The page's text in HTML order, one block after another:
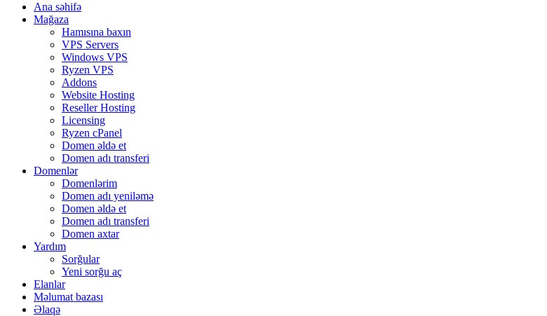
Ana səhifə
Mağaza
Hamısına baxın
VPS Servers
Windows VPS
Ryzen VPS
Addons
Website Hosting
Reseller Hosting
Licensing
Ryzen cPanel
Domen əldə et
Domen adı transferi
Domenlər
Domenlərim
Domen adı yeniləmə
Domen əldə et
Domen adı transferi
Domen axtar
Yardım
Sorğular
Yeni sorğu aç
Elanlar
Məlumat bazası
Əlaqə